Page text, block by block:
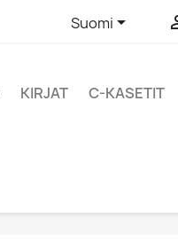
Suomi
KIRJAT C-KASETIT